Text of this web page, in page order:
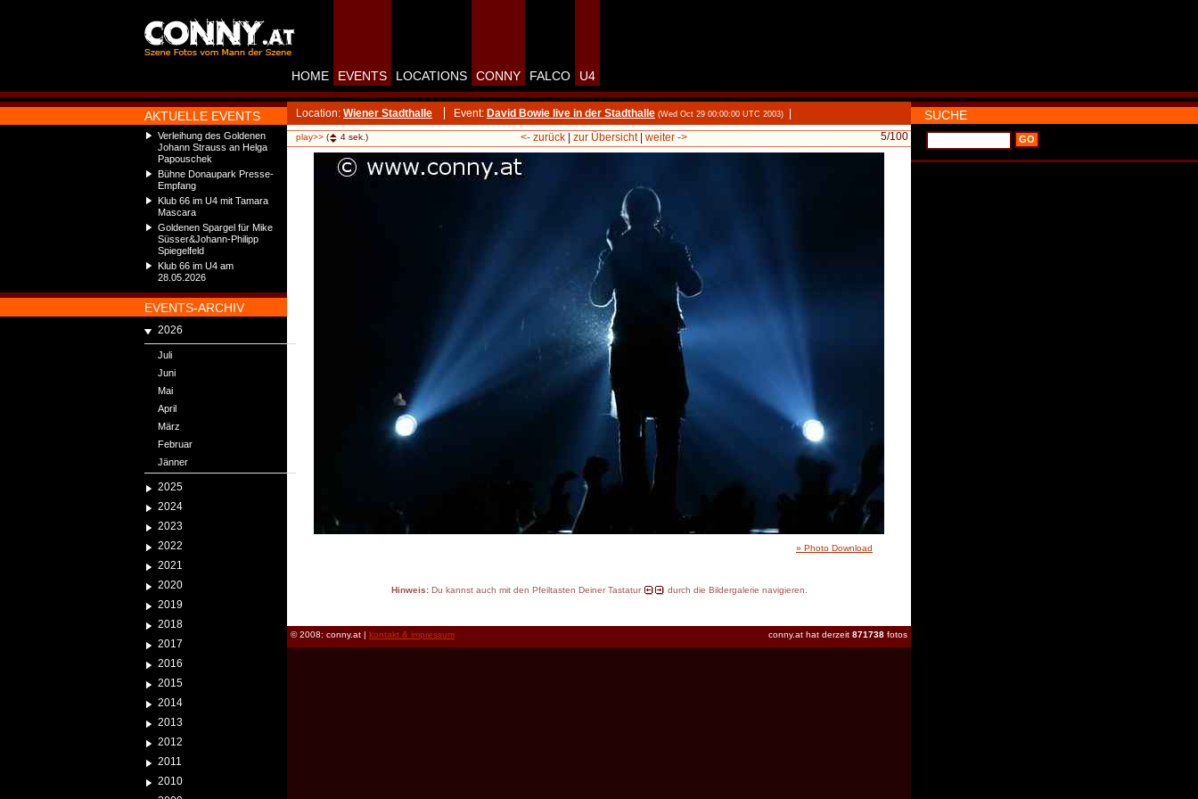
AKTUELLE EVENTS
Verleihung des Goldenen
Johann Strauss an Helga
Papouschek
Bühne Donaupark Presse-
Empfang
Klub 66 im U4 mit Tamara
Mascara
Goldenen Spargel für Mike
Süsser&Johann-Philipp
Spiegelfeld
Klub 66 im U4 am
28.05.2026
EVENTS-ARCHIV
2026
Juli
Juni
Mai
April
März
Februar
Jänner
2025
2024
2023
2022
2021
2020
2019
2018
2017
2016
2015
2014
2013
2012
2011
2010
HOME EVENTS LOCATIONS CONNY FALCO U4
Location: Wiener Stadthalle Event: David Bowie live in der Stadthalle (Wed Oct 29 00:00:00 UTC 2003)
play>> ( 4 sek.) 5/100
<- zurück| zur Übersicht| weiter ->
» Photo Download
Hinweis:Du kannst auch mit den Pfeiltasten Deiner Tastatur durch die Bildergalerie navigieren.
conny.at hat derzeit 871738 fotos
© 2008: conny.at | kontakt & impressum
SUCHE